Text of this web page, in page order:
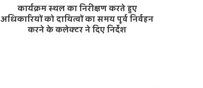
कार्यक्रम स्थल का निरीक्षण करते हुए
अधिकारियों को दायित्वों का समय पूर्व निर्वहन
करने के कलेक्टर ने दिए निर्देश